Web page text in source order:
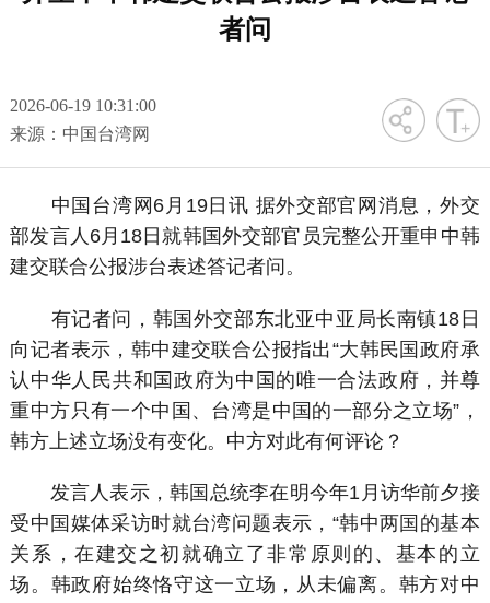
者问
2026-06-19 10:31:00
来源：中国台湾网
字号
中国台湾网6月19日讯 据外交部官网消息，外交
部发言人6月18日就韩国外交部官员完整公开重申中韩
建交联合公报涉台表述答记者问。
有记者问，韩国外交部东北亚中亚局长南镇18日
向记者表示，韩中建交联合公报指出“大韩民国政府承
认中华人民共和国政府为中国的唯一合法政府，并尊
重中方只有一个中国、台湾是中国的一部分之立场”，
韩方上述立场没有变化。中方对此有何评论？
发言人表示，韩国总统李在明今年1月访华前夕接
受中国媒体采访时就台湾问题表示，“韩中两国的基本
关系，在建交之初就确立了非常原则的、基本的立
场。韩政府始终恪守这一立场，从未偏离。韩方对中